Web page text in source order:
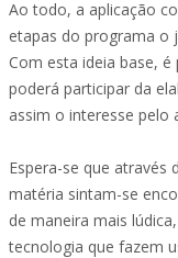
Ao todo, a aplicação
etapas do programa o
Com esta ideia base,
poderá participar da
assim o interesse pelo
Espera-se que através
matéria sintam-se
de maneira mais
tecnologia que fazem